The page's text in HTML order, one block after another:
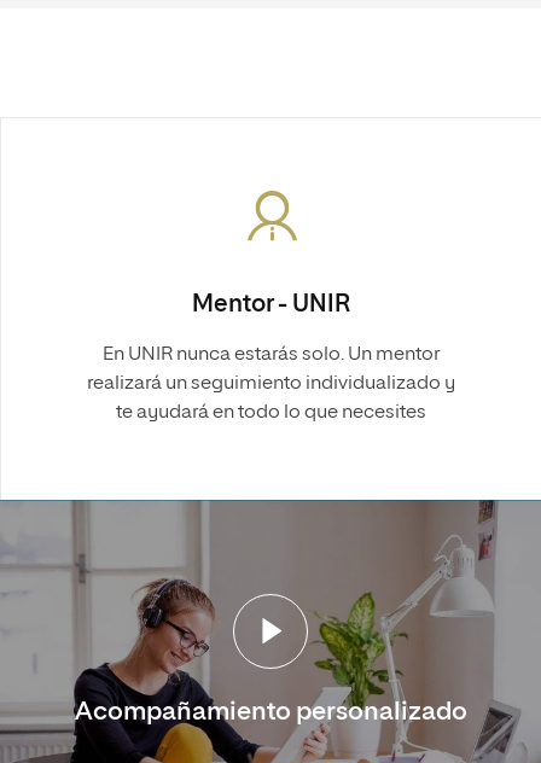
Mentor - UNIR
En UNIR nunca estarás solo. Un mentor
realizará un seguimiento individualizado y
te ayudará en todo lo que necesites
Acompañamiento personalizado